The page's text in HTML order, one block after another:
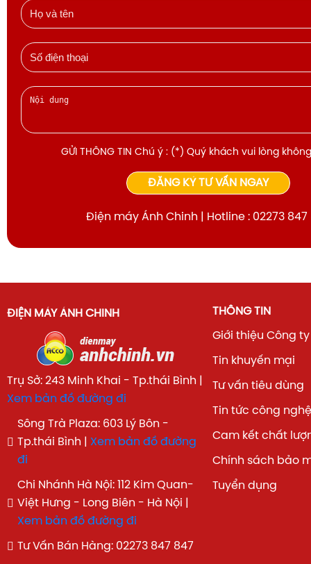
GỬI THÔNG TIN Chú ý : (*) Quý khách vui lòng
ĐĂNG KÝ TƯ VẤN NGAY
Điện máy Ánh Chinh | Hotline : 02273 847
ĐIỆN MÁY ÁNH CHINH
Trụ Sở: 243 Minh Khai - Tp.thái Bình |
Xem bản đồ đường đi
Sông Trà Plaza: 603 Lý Bôn -
Tp.thái Bình | Xem bản đồ đường
đi
Chi Nhánh Hà Nội: 112 Kim Quan-
Việt Hưng - Long Biên - Hà Nội |
Xem bản đồ đường đi
Tư Vấn Bán Hàng: 02273 847 847
THÔNG TIN
Giới thiệu Công ty
Tin khuyến mại
Tư vấn tiêu dùng
Tin tức công nghệ
Cam kết chất
Chính sách bảo
Tuyển dụng